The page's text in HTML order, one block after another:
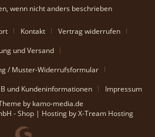
wenn nicht anders beschrieben
Kontakt
Vertrag widerrufen
und Versand
/ Muster-Widerrufsformular
und Kundeninformationen
Impressum
by kamo-media.de
- Shop | Hosting by X-Tream Hosting